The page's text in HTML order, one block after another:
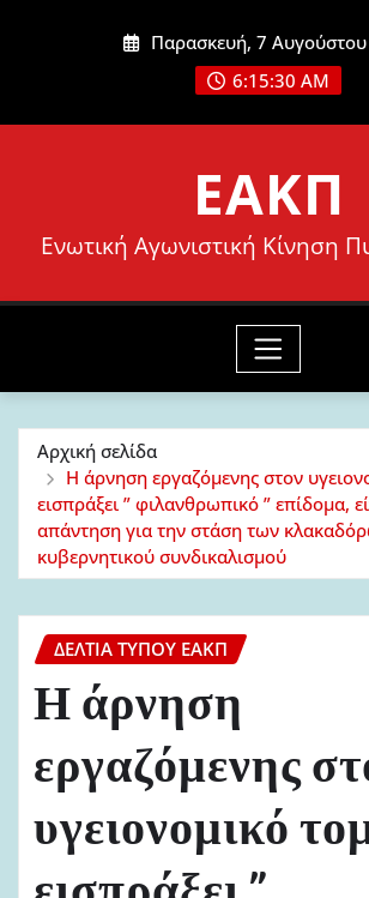
Παρασκευή, 7
6:15:31 AM
ΕΑΚΠ
Ενωτική Αγωνιστική Κίνηση
Αρχική σελίδα
Η άρνηση εργαζόμενης στον
εισπράξει ” φιλανθρωπικό ” επίδομα,
απάντηση για την στάση των
κυβερνητικού συνδικαλισμού
ΔΕΛΤΊΑ ΤΎΠΟΥ ΕΑΚΠ
Η άρνηση
εργαζόμενης
υγειονομικό